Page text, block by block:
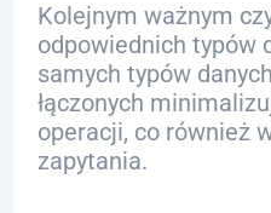
Kolejnym ważnym
odpowiednich typów
samych typów
łączonych
operacji, co również
zapytania.